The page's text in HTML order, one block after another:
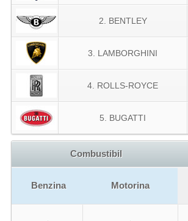
2. BENTLEY
3. LAMBORGHINI
4. ROLLS-ROYCE
5. BUGATTI
Combustibil
Benzina Motorina